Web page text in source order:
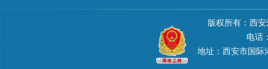
版权所有：西
电话
地址：西安市国际